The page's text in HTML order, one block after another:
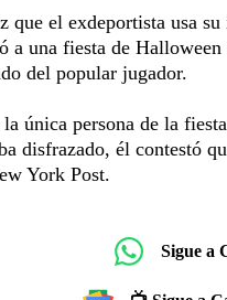
que el exdeportista usa
a una fiesta de
del popular jugador.
única persona de la
disfrazado, él contestó
York Post.
Sigue a